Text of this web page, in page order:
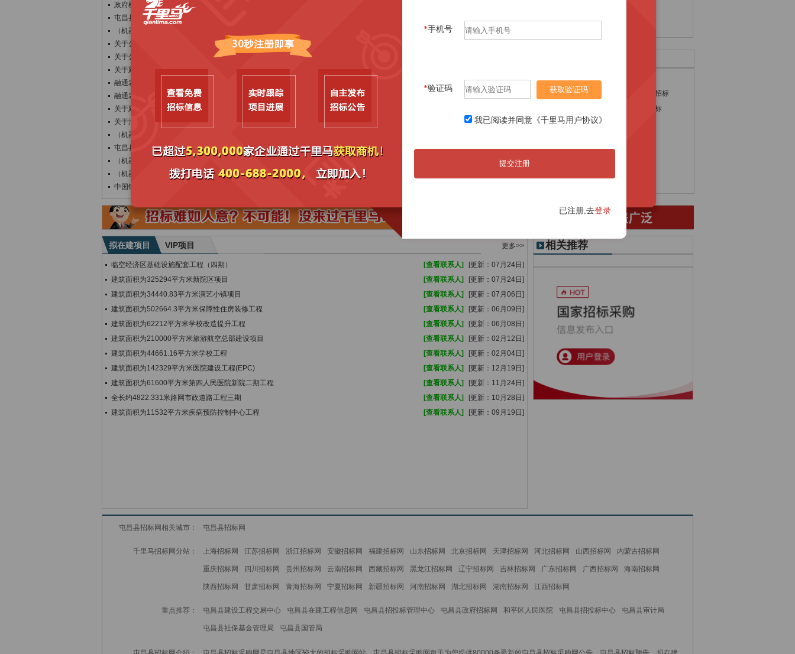
政府机关食堂餐饮服务项目采购更正公告（第一
屯昌县民政局关于确定承接屯昌县区域性养老服
（机器管招投标）农村公共照明设施建设工程项
关于公开遴选屯昌县区域性养老服务中心和社区
06月01日
关于公开遴选屯昌县区域性养老服务中心和社区
06月01日
关于延期公开遴选屯昌县改善教育基础设施建设
06月01日
融通农业发展(海南)有限责任公司2026年
融通农业发展(海南)有限责任公司2026年
05月27日
关于延期公开遴选屯昌县南吕镇中心卫生院、屯
05月21日
关于海南名扬农业科技有限公司黑山羊生态养殖
（机器管招投标）2026年屯昌县农村公路（
屯昌县南坤镇消防站项目澄清公告
05月07日
（机器管招投标）屯昌县南坤镇消防站项目澄清
（机器管招投标）屯昌县托育综合服务中心项目
04月30日
中国银行股份有限公司海南省分行关于“屯昌支
屯昌县新兴镇新兴中心小学附属设施维修改造项
08月03日
屯昌县疾病预防控制中心关于定制采购健康宣传
屯昌县人民法院2026-2028物业服务外
08月03日
关于公开选聘屯昌县南坤镇藤寨中心小学校舍维
08月03日
关于公开选聘屯昌县南坤镇藤寨中心小学校舍维
08月03日
屯昌县乌坡镇
08月03日
08月03日
屯昌县乌坡镇
钢结构工程招标
电磁流量计招标
市政建设招标
门禁系统招标
更多>>
拟在建项目 VIP项目
临空经济区基础设施配套工程（四期） [查看联系人]
[更新：07月24日]
建筑面积为325294平方米新院区项目
[查看联系人]
[更新：07月24日]
建筑面积为34440.83平方米演艺小镇项目
[查看联系人]
[更新：07月06日]
建筑面积为502664.3平方米保障性住房装修工程
[查看联系人]
[更新：06月09日]
建筑面积为62212平方米学校改造提升工程
[查看联系人]
[更新：06月08日]
建筑面积为210000平方米旅游航空总部建设项目
[查看联系人]
[更新：02月12日]
建筑面积为44661.16平方米学校工程
[查看联系人]
[更新：02月04日]
建筑面积为142329平方米医院建设工程(EPC)
[查看联系人]
[更新：12月19日]
建筑面积为61600平方米第四人民医院新院二期工程
[查看联系人]
[更新：11月24日]
全长约4822.331米路网市政道路工程三期
[查看联系人]
[更新：10月28日]
建筑面积为11532平方米疾病预防控制中心工程
[查看联系人] [更新：09月19日]
相关推荐
屯昌县招标网相关城市： 屯昌县招标网
千里马招标网分站： 上海招标网 江苏招标网 浙江招标网 安徽招标网 福建招标网 山东招标网 北京招标网 天津招标网 河北招标网 山西招标网 内蒙古招标网
重庆招标网 四川招标网 贵州招标网 云南招标网 西藏招标网 黑龙江招标网 辽宁招标网 吉林招标网 广东招标网 广西招标网 海南招标网
陕西招标网 甘肃招标网 青海招标网 宁夏招标网 新疆招标网 河南招标网 湖北招标网 湖南招标网 江西招标网
重点推荐： 屯昌县建设工程交易中心 屯昌县在建工程信息网 屯昌县招投标管理中心 屯昌县政府招标网 和平区人民医院 屯昌县招投标中心 屯昌县审计局
屯昌县社保基金管理局 屯昌县国管局
*手机号
*验证码 获取验证码
我已阅读并同意《千里马用户协议》
提交注册
已注册,去登录